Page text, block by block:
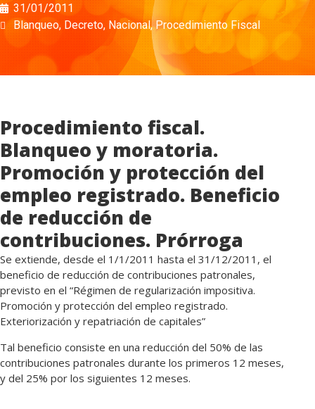
31/01/2011
Blanqueo, Decreto, Nacional,Procedimiento Fiscal
Procedimiento fiscal.
Blanqueo y moratoria.
Promoción y protección del
empleo registrado. Beneficio
de reducción de
contribuciones. Prórroga
Se extiende, desde el 1/1/2011 hasta el 31/12/2011, el
beneficio de reducción de contribuciones patronales,
previsto en el “Régimen de regularización impositiva.
Promoción y protección del empleo registrado.
Exteriorización y repatriación de capitales”
Tal beneficio consiste en una reducción del 50% de las
contribuciones patronales durante los primeros 12 meses,
y del 25% por los siguientes 12 meses.